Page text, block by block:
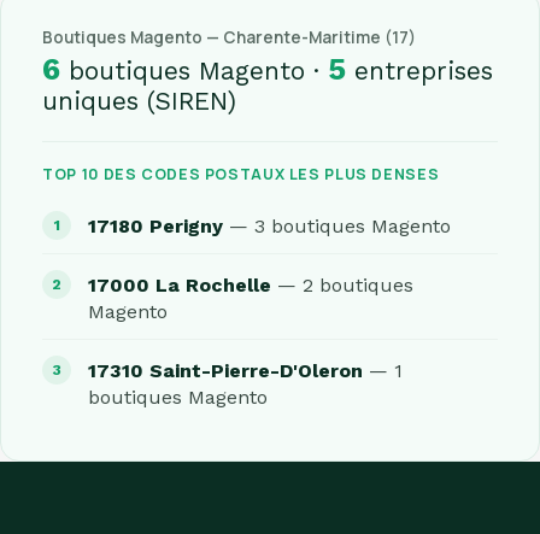
Boutiques Magento — Charente-Maritime (17)
6 boutiques Magento · 5 entreprises
uniques (SIREN)
TOP 10 DES CODES POSTAUX LES PLUS DENSES
17180 Perigny — 3 boutiques Magento
17000 La Rochelle — 2 boutiques
Magento
17310 Saint-Pierre-D'Oleron — 1
boutiques Magento